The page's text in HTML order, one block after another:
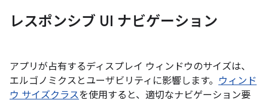
レスポンシブ UI ナビゲーション
アプリが占有するディスプレイ ウィンドウのサイズは、
エルゴノミクスとユーザビリティに影響します。 ウィンド
ウ サイズクラスを使用すると、適切なナビゲーション要